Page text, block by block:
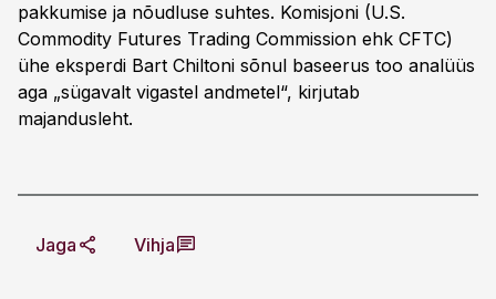
pakkumise ja nõudluse suhtes. Komisjoni (U.S.
Commodity Futures Trading Commission ehk CFTC)
ühe eksperdi Bart Chiltoni sõnul baseerus too analüüs
aga „sügavalt vigastel andmetel“, kirjutab
majandusleht.
Jaga Vihja